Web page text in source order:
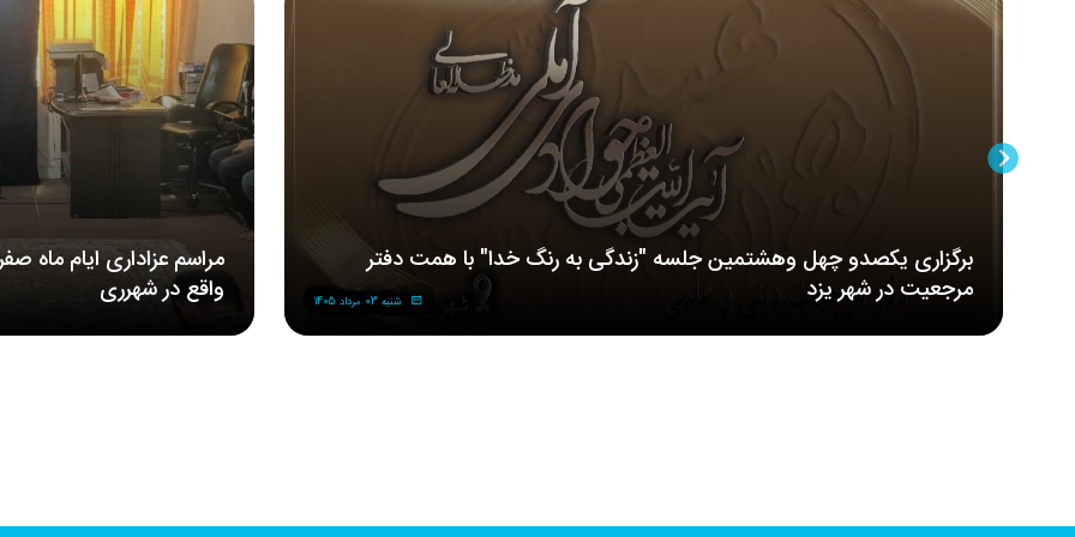
برگزاری یکصدو چهل وهشتمین جلسه "زندگی به رنگ خدا" با همت دفتر
مرجعیت در شهر یزد
شنبه 03 مرداد 1405
مراسم‌ عزاداری‌ ایام ماه
واقع در شهرری